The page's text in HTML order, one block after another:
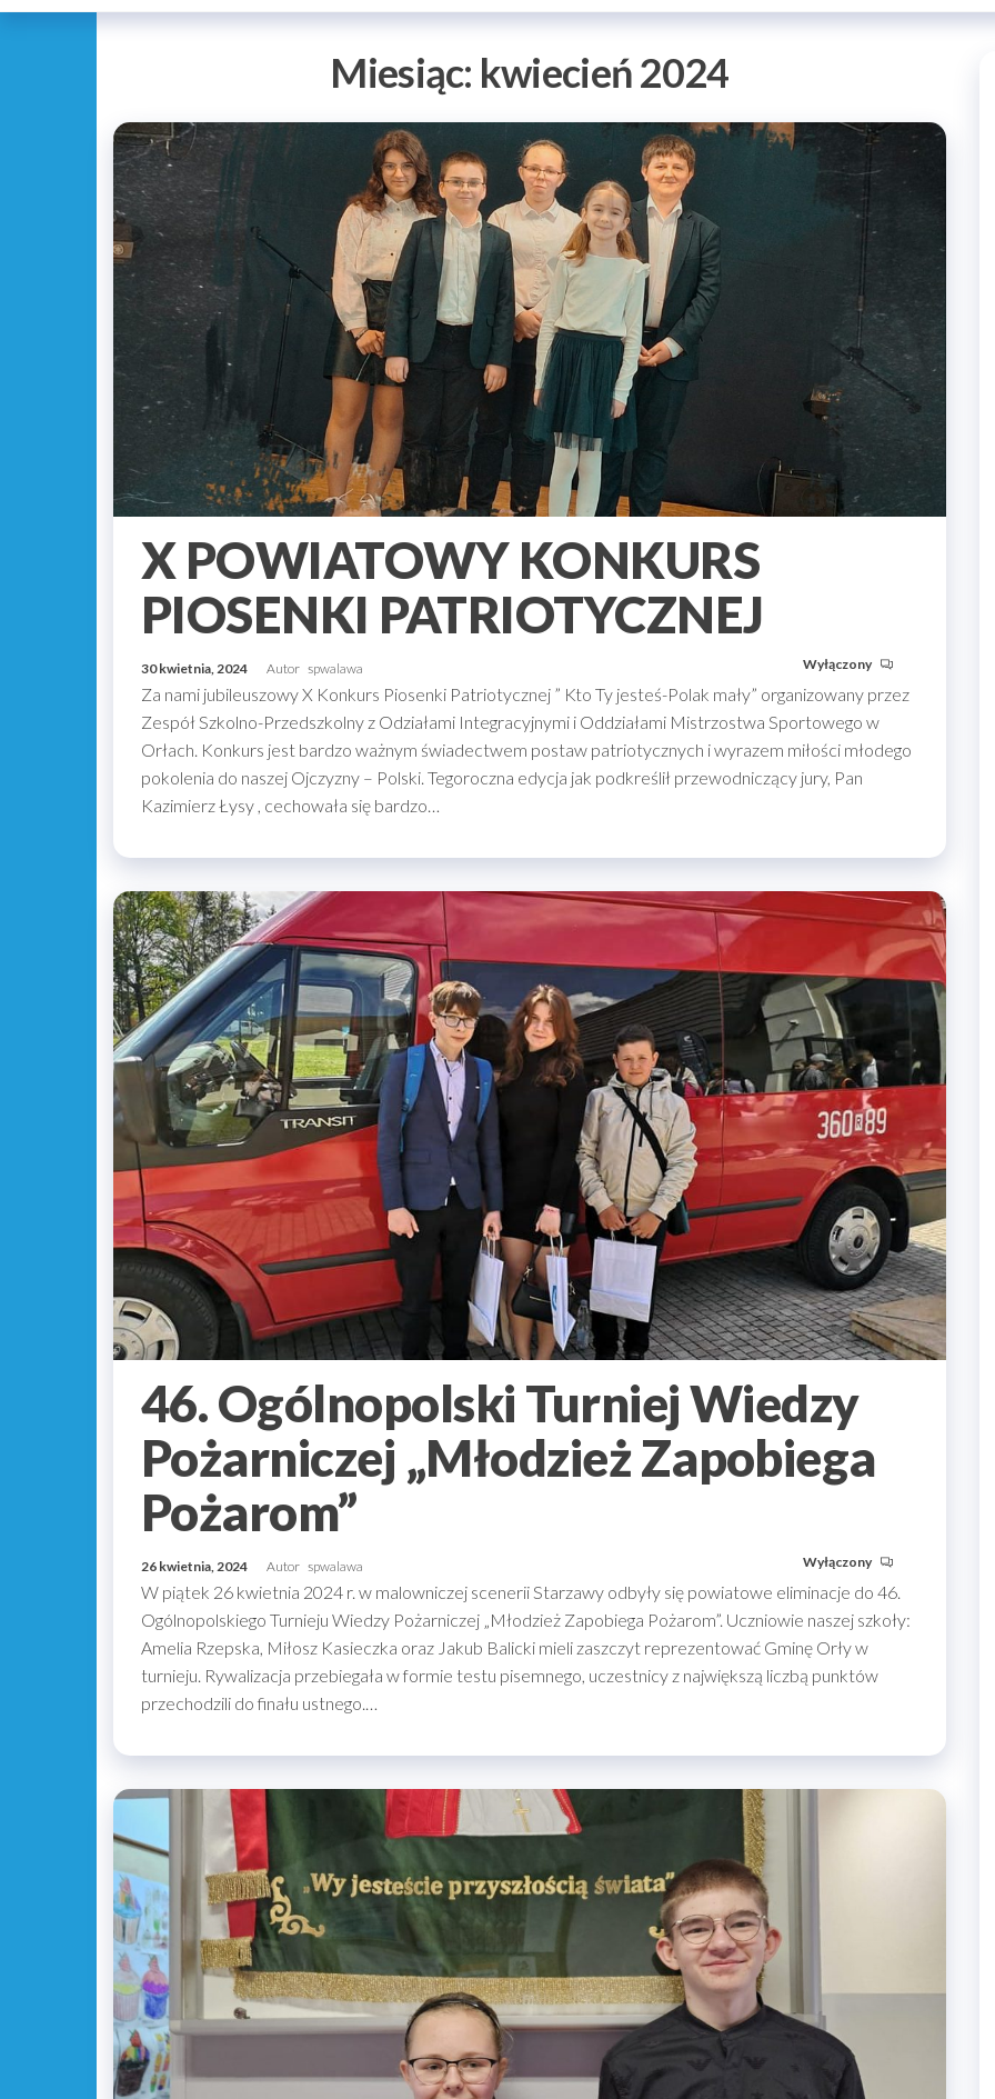
Miesiąc: kwiecień 2024
X POWIATOWY KONKURS
PIOSENKI PATRIOTYCZNEJ
30 kwietnia, 2024 Autor spwalawa Wyłączony
Za nami jubileuszowy X Konkurs Piosenki Patriotycznej ” Kto Ty jesteś-Polak mały” organizowany przez
Zespół Szkolno-Przedszkolny z Odziałami Integracyjnymi i Oddziałami Mistrzostwa Sportowego w
Orłach. Konkurs jest bardzo ważnym świadectwem postaw patriotycznych i wyrazem miłości młodego
pokolenia do naszej Ojczyzny – Polski. Tegoroczna edycja jak podkreślił przewodniczący jury, Pan
Kazimierz Łysy , cechowała się bardzo…
46. Ogólnopolski Turniej Wiedzy
Pożarniczej „Młodzież Zapobiega
Pożarom”
26 kwietnia, 2024 Autor spwalawa Wyłączony
W piątek 26 kwietnia 2024 r. w malowniczej scenerii Starzawy odbyły się powiatowe eliminacje do 46.
Ogólnopolskiego Turnieju Wiedzy Pożarniczej „Młodzież Zapobiega Pożarom”. Uczniowie naszej szkoły:
Amelia Rzepska, Miłosz Kasieczka oraz Jakub Balicki mieli zaszczyt reprezentować Gminę Orły w
turnieju. Rywalizacja przebiegała w formie testu pisemnego, uczestnicy z największą liczbą punktów
przechodzili do finału ustnego.…